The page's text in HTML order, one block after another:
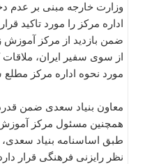
وزارت خارجه مبنی بر عدم
اداره مرکز را مورد تاکید
ضمن بازدید از مرکز
از سوی سفیر ایران،
مورد نحوه اداره مرکز
معاون بنیاد سعدی ضمن
همچنین مسئول مرکز
طبق اساسنامه بنیاد
نظر رایزنی فرهنگی قرار